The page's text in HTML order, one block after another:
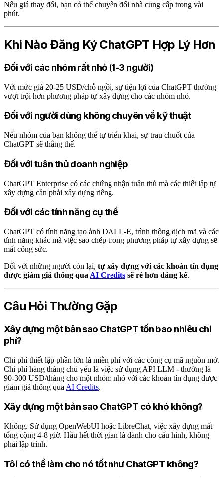
Nếu giá thay đổi, bạn có thể chuyển đổi nhà cung cấp trong vài
phút.
Khi Nào Đăng Ký ChatGPT Hợp Lý Hơn
Đối với các nhóm rất nhỏ (1-3 người)
Với mức giá 20-25 USD/chỗ ngồi, sự tiện lợi của ChatGPT thường
vượt trội hơn phương pháp tự xây dựng cho các nhóm nhỏ.
Đối với người dùng không chuyên về kỹ thuật
Nếu nhóm của bạn không thể tự triển khai, sự trau chuốt của
ChatGPT sẽ thắng thế.
Đối với tuân thủ doanh nghiệp
ChatGPT Enterprise có các chứng nhận tuân thủ mà các thiết lập tự
xây dựng cần phải xây dựng riêng.
Đối với các tính năng cụ thể
ChatGPT có tính năng tạo ảnh DALL-E, trình thông dịch mã và các
tính năng khác mà việc sao chép trong phương pháp tự xây dựng sẽ
mất công sức.
Đối với những người còn lại, tự xây dựng với các khoản tín dụng
được giảm giá thông qua AI Credits sẽ rẻ hơn đáng kể.
Câu Hỏi Thường Gặp
Xây dựng một bản sao ChatGPT tốn bao nhiêu chi
phí?
Chi phí thiết lập phần lớn là miễn phí với các công cụ mã nguồn mở.
Chi phí hàng tháng chủ yếu là việc sử dụng API LLM - thường là
90-300 USD/tháng cho một nhóm nhỏ với các khoản tín dụng được
giảm giá thông qua AI Credits.
Xây dựng một bản sao ChatGPT có khó không?
Không. Sử dụng OpenWebUI hoặc LibreChat, việc xây dựng mất
tổng cộng 4-8 giờ. Hầu hết thời gian là dành cho cấu hình, không
phải lập trình.
Tôi có thể làm cho nó tốt như ChatGPT không?